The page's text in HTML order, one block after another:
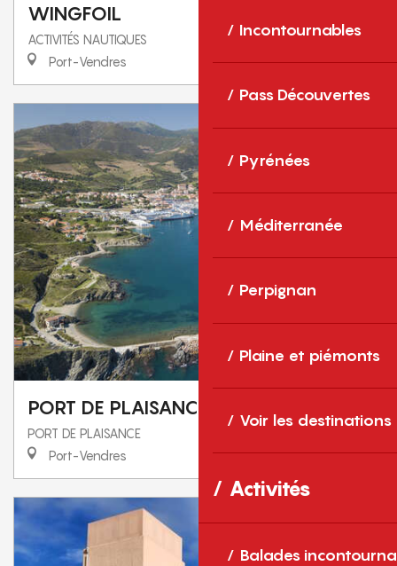
Incontournables
Pass Découvertes
Pyrénées
Méditerranée
Perpignan
Plaine et piémonts
Voir les destinations
Activités
Balades
WINGFOIL
ACTIVITÉS NAUTIQUES
Port-Vendres
PORT DE PLAISANCE
PORT DE PLAISANCE
Port-Vendres